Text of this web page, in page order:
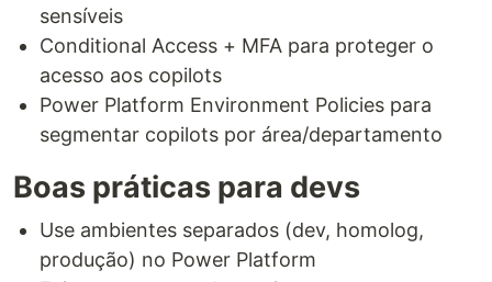
sensíveis
Conditional Access + MFA para proteger o
acesso aos copilots
Power Platform Environment Policies para
segmentar copilots por área/departamento
Boas práticas para devs
Use ambientes separados (dev, homolog,
produção) no Power Platform